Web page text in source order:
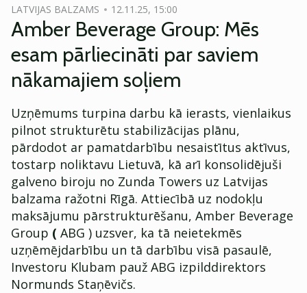
LATVIJAS BALZAMS 12.11.25, 15:00
Amber Beverage Group: Mēs
esam pārliecināti par saviem
nākamajiem soļiem
Uzņēmums turpina darbu kā ierasts, vienlaikus
pilnot strukturētu stabilizācijas plānu,
pārdodot ar pamatdarbību nesaistītus aktīvus,
tostarp noliktavu Lietuvā, kā arī konsolidējuši
galveno biroju no Zunda Towers uz Latvijas
balzama ražotni Rīgā. Attiecībā uz nodokļu
maksājumu pārstrukturēšanu, Amber Beverage
Group ( ABG ) uzsver, ka tā neietekmēs
uzņēmējdarbību un tā darbību visā pasaulē,
Investoru Klubam pauž ABG izpilddirektors
Normunds Staņēvičs.